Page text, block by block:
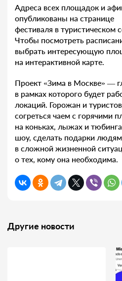
Адреса всех площадок и
опубликованы на странице
фестиваля в туристическом
Чтобы посмотреть
выбрать интересующую
на интерактивной карте.
Проект «Зима в Москве» —
в рамках которого будет
локаций. Горожан и
согреться чаем с горячими
на коньках, лыжах и
шоу, сделать подарки
в сложной жизненной
о тех, кому она необходима.
Другие новости